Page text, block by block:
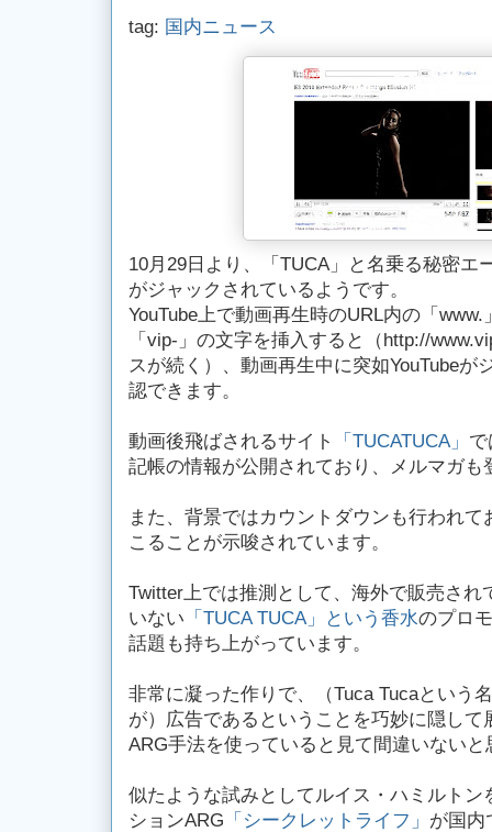
tag: 国内ニュース
10月29日より、「TUCA」と名乗る秘密エ
がジャックされているようです。
YouTube上で動画再生時のURL内の「
「vip-」の文字を挿入すると（http://
スが続く）、動画再生中に突如YouTubeが
認できます。
動画後飛ばされるサイト 「TUCATUCA」 で
記帳の情報が公開されており、メルマガも
また、背景ではカウントダウンも行われ
こることが示唆されています。
Twitter上では推測として、海外で販売され
いない 「TUCA TUCA」という香水のプロ
話題も持ち上がっています。
非常に凝った作りで、（Tuca Tucaという
が）広告であるということを巧妙に隠し
ARG手法を使っていると見て間違いないと
似たような試みとしてルイス・ハミルトン
ションARG 「シークレットライフ」 が国内